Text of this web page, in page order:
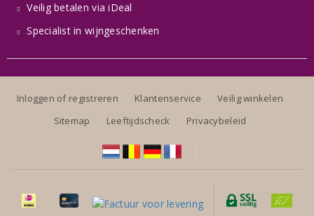
Veilig betalen via iDeal
Specialist in wijngeschenken
Inloggen of registreren Klantenservice
Veilig winkelen
Sitemap
Leeftijdscheck Privacybeleid